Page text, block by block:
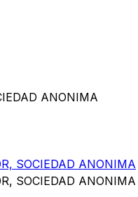
ANONIMA
SOCIEDAD ANONIMA
SOCIEDAD ANONIMA